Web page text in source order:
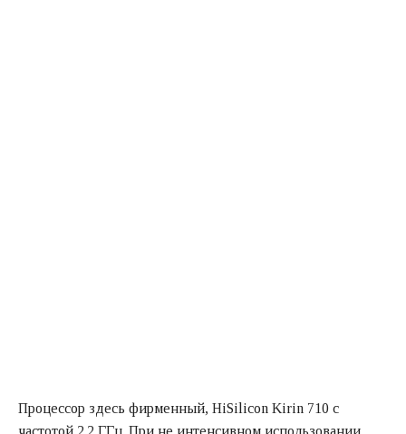
Процессор здесь фирменный, HiSilicon Kirin 710 с